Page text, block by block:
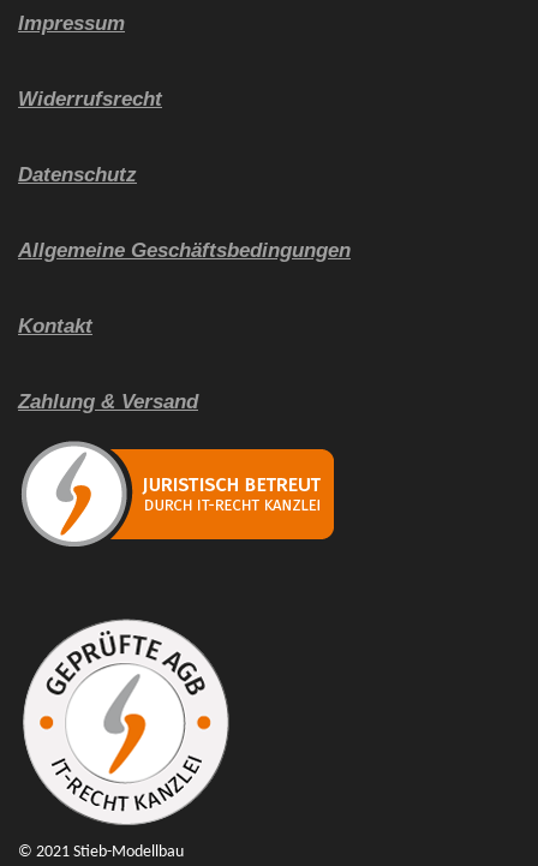
Impressum
Widerrufsrecht
Datenschutz
Allgemeine Geschäftsbedingungen
Kontakt
Zahlung & Versand
© 2021 Stieb-Modellbau